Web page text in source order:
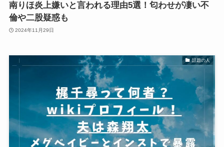
南りほ炎上嫌いと言われる理由5選！匂わせが凄い不
倫や二股疑惑も
2024年11月29日
話題の人